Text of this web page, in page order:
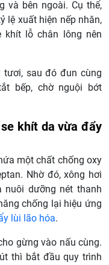
và bên ngoài. Cụ thể,
lệ xuất hiện nếp nhăn,
khít lỗ chân lông nên
sau đó đun cùng
bếp, chờ nguội bớt
khít da vừa đẩy
một chất chống oxy
Nhờ đó, xông hơi
dưỡng nét thanh
chống lại hiệu ứng
lùi lão hóa.
gừng vào nấu cùng.
thì bắt đầu quy trình